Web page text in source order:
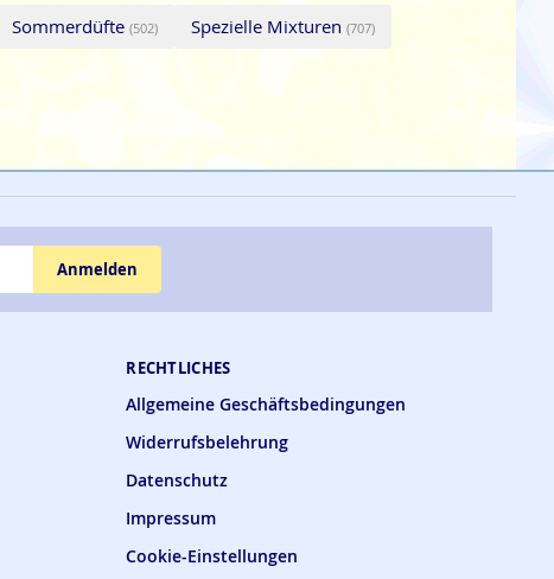
Sommerdüfte (502) Spezielle Mixturen (707)
RECHTLICHES
Allgemeine Geschäftsbedingungen
Widerrufsbelehrung
Datenschutz
Impressum
Cookie-Einstellungen
Anmelden